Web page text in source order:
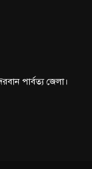
পার্বত্য জেলা।